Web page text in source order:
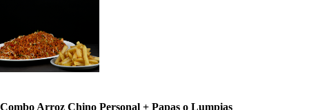
Combo Arroz Chino Personal + Papas o Lumpias